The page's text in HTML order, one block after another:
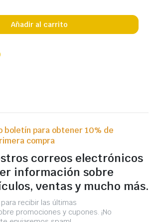
Añadir al carrito
boletín para obtener 10% de
compra
correos electrónicos
información sobre
ventas y mucho más.
recibir las últimas
promociones y cupones. ¡No